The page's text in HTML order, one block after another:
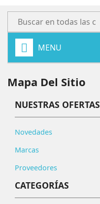
MENU
Mapa Del Sitio
NUESTRAS OFERTAS
Novedades
Marcas
Proveedores
CATEGORÍAS